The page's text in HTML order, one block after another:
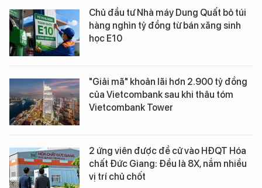
Chủ đầu tư Nhà máy Dung Quất bỏ túi
hàng nghìn tỷ đồng từ bán xăng sinh
học E10
"Giải mã" khoản lãi hơn 2.900 tỷ đồng
của Vietcombank sau khi thâu tóm
Vietcombank Tower
2 ứng viên được đề cử vào HĐQT Hóa
chất Đức Giang: Đều là 8X, nắm nhiều
vị trí chủ chốt